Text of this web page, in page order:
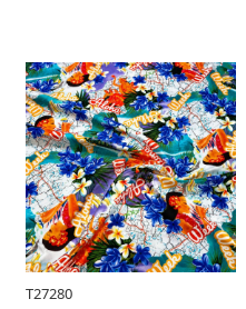
REVELACION
HALLOWEEN
OUTLET
T27280